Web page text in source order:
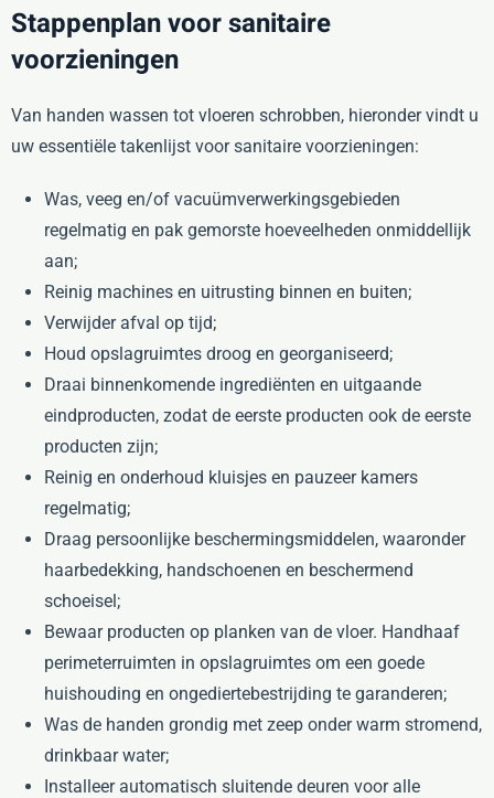
Stappenplan voor sanitaire
voorzieningen
Van handen wassen tot vloeren schrobben, hieronder vindt u
uw essentiële takenlijst voor sanitaire voorzieningen:
Was, veeg en/of vacuümverwerkingsgebieden
regelmatig en pak gemorste hoeveelheden onmiddellijk
aan;
Reinig machines en uitrusting binnen en buiten;
Verwijder afval op tijd;
Houd opslagruimtes droog en georganiseerd;
Draai binnenkomende ingrediënten en uitgaande
eindproducten, zodat de eerste producten ook de eerste
producten zijn;
Reinig en onderhoud kluisjes en pauzeer kamers
regelmatig;
Draag persoonlijke beschermingsmiddelen, waaronder
haarbedekking, handschoenen en beschermend
schoeisel;
Bewaar producten op planken van de vloer. Handhaaf
perimeterruimten in opslagruimtes om een goede
huishouding en ongediertebestrijding te garanderen;
Was de handen grondig met zeep onder warm stromend,
drinkbaar water;
Installeer automatisch sluitende deuren voor alle